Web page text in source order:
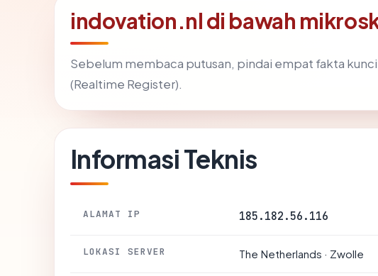
indovation.nl di bawah
Sebelum membaca putusan, pindai empat fakta
(Realtime Register).
Informasi Teknis
ALAMAT IP 185.182.56.116
LOKASI SERVER The Netherlands · Zwolle